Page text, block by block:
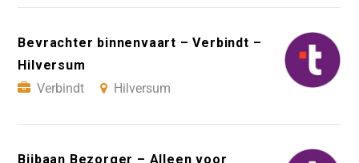
Bevrachter binnenvaart – Verbindt –
Hilversum
Verbindt
Hilversum
Bijbaan Bezorger – Alleen voor